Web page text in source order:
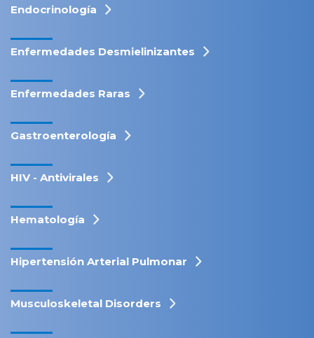
Endocrinología
Enfermedades Desmielinizantes
Enfermedades Raras
Gastroenterología
HIV - Antivirales
Hematología
Hipertensión Arterial Pulmonar
Musculoskeletal Disorders